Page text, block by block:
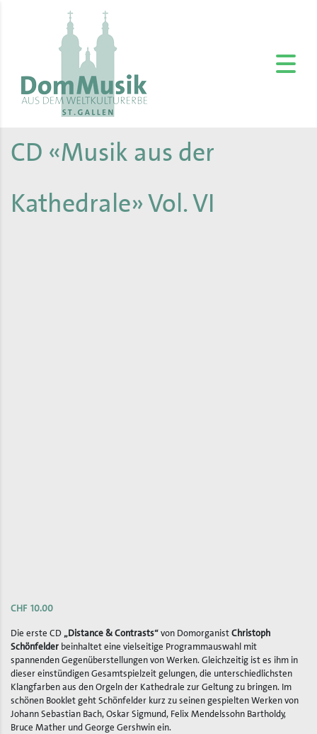
CD «Musik aus der
Kathedrale» Vol. VI
CHF 10.00
Die erste CD „Distance & Contrasts“von DomorganistChristoph
Schönfelder beinhaltet eine vielseitige Programmauswahl mit
spannenden Gegenüberstellungen von Werken. Gleichzeitig ist es ihm in
dieser einstündigen Gesamtspielzeit gelungen, die unterschiedlichsten
Klangfarben aus den Orgeln der Kathedrale zur Geltung zu bringen. Im
schönen Booklet geht Schönfelder kurz zu seinen gespielten Werken von
Johann Sebastian Bach, Oskar Sigmund, Felix Mendelssohn Bartholdy,
Bruce Mather und George Gershwin ein.